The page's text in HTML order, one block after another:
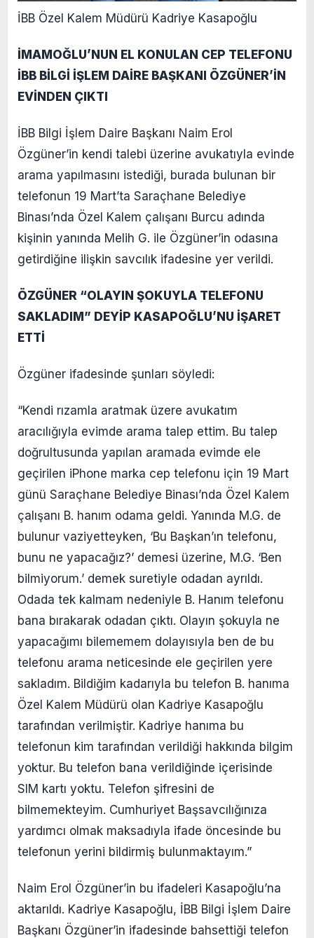
İBB Özel Kalem Müdürü Kadriye Kasapoğlu
İMAMOĞLU’NUN EL KONULAN CEP TELEFONU
İBB BİLGİ İŞLEM DAİRE BAŞKANI ÖZGÜNER’İN
EVİNDEN ÇIKTI
İBB Bilgi İşlem Daire Başkanı Naim Erol
Özgüner’in kendi talebi üzerine avukatıyla evinde
arama yapılmasını istediği, burada bulunan bir
telefonun 19 Mart’ta Saraçhane Belediye
Binası’nda Özel Kalem çalışanı Burcu adında
kişinin yanında Melih G. ile Özgüner’in odasına
getirdiğine ilişkin savcılık ifadesine yer verildi.
ÖZGÜNER “OLAYIN ŞOKUYLA TELEFONU
SAKLADIM” DEYİP KASAPOĞLU’NU İŞARET
ETTİ
Özgüner ifadesinde şunları söyledi:
“Kendi rızamla aratmak üzere avukatım
aracılığıyla evimde arama talep ettim. Bu talep
doğrultusunda yapılan aramada evimde ele
geçirilen iPhone marka cep telefonu için 19 Mart
günü Saraçhane Belediye Binası’nda Özel Kalem
çalışanı B. hanım odama geldi. Yanında M.G. de
bulunur vaziyetteyken, ‘Bu Başkan’ın telefonu,
bunu ne yapacağız?’ demesi üzerine, M.G. ‘Ben
bilmiyorum.’ demek suretiyle odadan ayrıldı.
Odada tek kalmam nedeniyle B. Hanım telefonu
bana bırakarak odadan çıktı. Olayın şokuyla ne
yapacağımı bilememem dolayısıyla ben de bu
telefonu arama neticesinde ele geçirilen yere
sakladım. Bildiğim kadarıyla bu telefon B. hanıma
Özel Kalem Müdürü olan Kadriye Kasapoğlu
tarafından verilmiştir. Kadriye hanıma bu
telefonun kim tarafından verildiği hakkında bilgim
yoktur. Bu telefon bana verildiğinde içerisinde
SIM kartı yoktu. Telefon şifresini de
bilmemekteyim. Cumhuriyet Başsavcılığınıza
yardımcı olmak maksadıyla ifade öncesinde bu
telefonun yerini bildirmiş bulunmaktayım.”
Naim Erol Özgüner’in bu ifadeleri Kasapoğlu’na
aktarıldı. Kadriye Kasapoğlu, İBB Bilgi İşlem Daire
Başkanı Özgüner’in ifadesinde bahsettiği telefon